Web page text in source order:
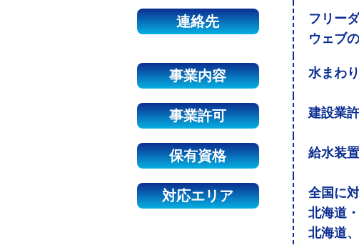
連絡先 フリー
ウェブ
事業内容 水まわ
事業許可 建設業
保有資格 給水装
対応エリア
全国に
北海道
北海道